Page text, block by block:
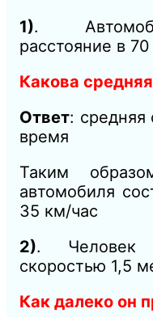
1).
расстояние в
Какова
Ответ: средняя
время
Таким
автомобиля
35 км/час
2). Человек
скоростью 1,5
Как далеко он